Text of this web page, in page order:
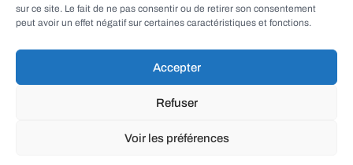
sur ce site. Le fait de ne pas consentir ou de retirer son consentement
peut avoir un effet négatif sur certaines caractéristiques et fonctions.
Accepter
Refuser
Voir les préférences
Tourtoirac